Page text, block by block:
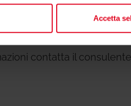
Accetta
per R621?
contatta il